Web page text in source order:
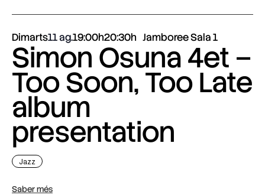
Dimarts11 ag.19:00h20:30h Jamboree Sala 1
Simon Osuna 4et –
Too Soon, Too Late
album
presentation
Jazz
Saber més